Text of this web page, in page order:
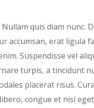
quis diam nunc.
accumsan, erat ligula
Suspendisse vel
turpis, a tincidunt
placerat risus.
congue et nisi